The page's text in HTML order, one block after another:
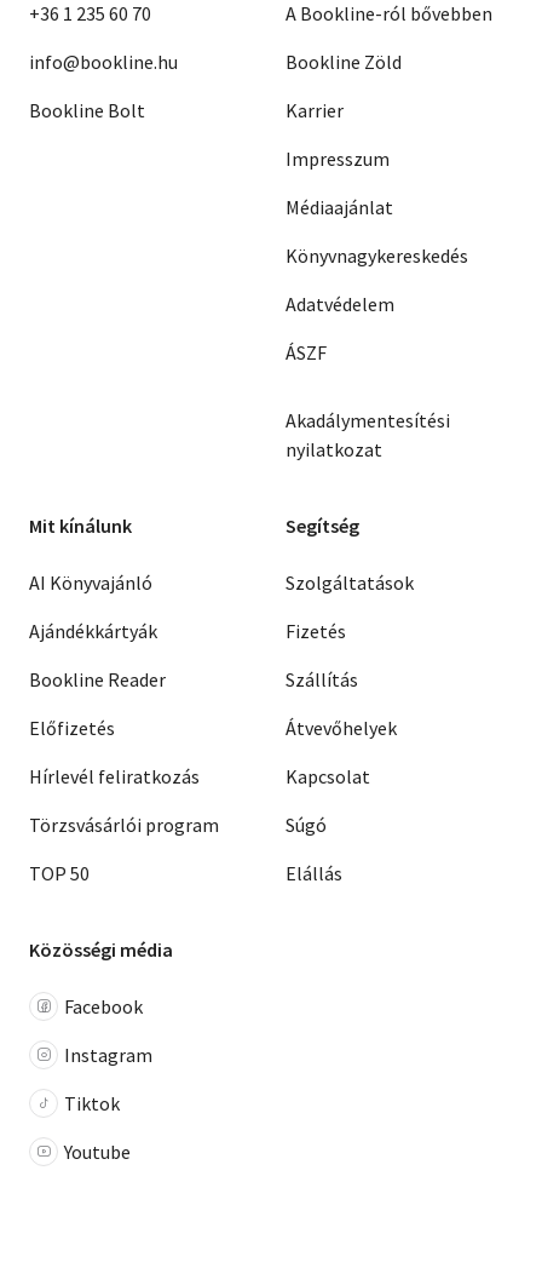
+36 1 235 60 70
info@bookline.hu
Bookline Bolt
A Bookline-ról bővebben
Bookline Zöld
Karrier
Impresszum
Médiaajánlat
Könyvnagykereskedés
Adatvédelem
ÁSZF
Akadálymentesítési
nyilatkozat
Mit kínálunk
AI Könyvajánló
Ajándékkártyák
Bookline Reader
Előfizetés
Hírlevél feliratkozás
Törzsvásárlói program
TOP 50
Segítség
Szolgáltatások
Fizetés
Szállítás
Átvevőhelyek
Kapcsolat
Súgó
Elállás
Közösségi média
Facebook
Instagram
Tiktok
Youtube